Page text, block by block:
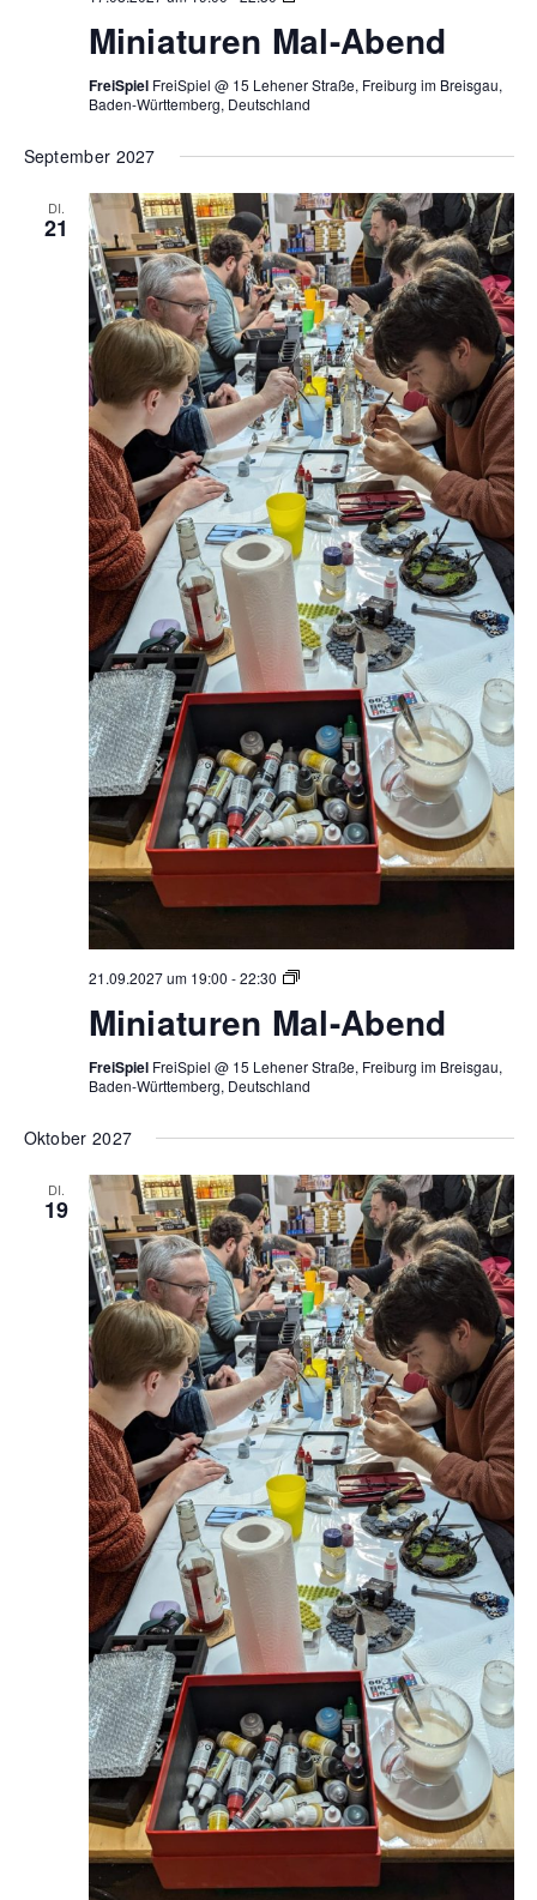
Abend
Miniaturen Mal-Abend
FreiSpiel FreiSpiel @ 15 Lehener Straße, Freiburg im Breisgau,
Baden-Württemberg, Deutschland
September 2027
DI.
21
21.09.2027 um 19:00 -22:30
Miniaturen
Abend
Miniaturen Mal-Abend
FreiSpiel FreiSpiel @ 15 Lehener Straße, Freiburg im Breisgau,
Baden-Württemberg, Deutschland
Oktober 2027
DI.
19